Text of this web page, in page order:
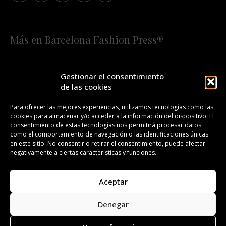
Gestionar el consentimiento
de las cookies
Para ofrecer las mejores experiencias, utilizamos tecnologías como las
cookies para almacenar y/o acceder a la información del dispositivo. El
consentimiento de estas tecnologías nos permitirá procesar datos
como el comportamiento de navegación o las identificaciones únicas
en este sitio. No consentir o retirar el consentimiento, puede afectar
negativamente a ciertas características y funciones.
Aceptar
Denegar
Más en Barcelona Fashion Press®
¡SUSCRÍBETE A NUESTRA FASHION NEWS!
CONTACTO REDACCIÓN PUBLICIDAD
ISSN 2385-4839 DL B 27443-2014
Todos los derechos reservados. Copyright 2008-2024.
Barcelona Fashion Press®/™ es una marca registrada.